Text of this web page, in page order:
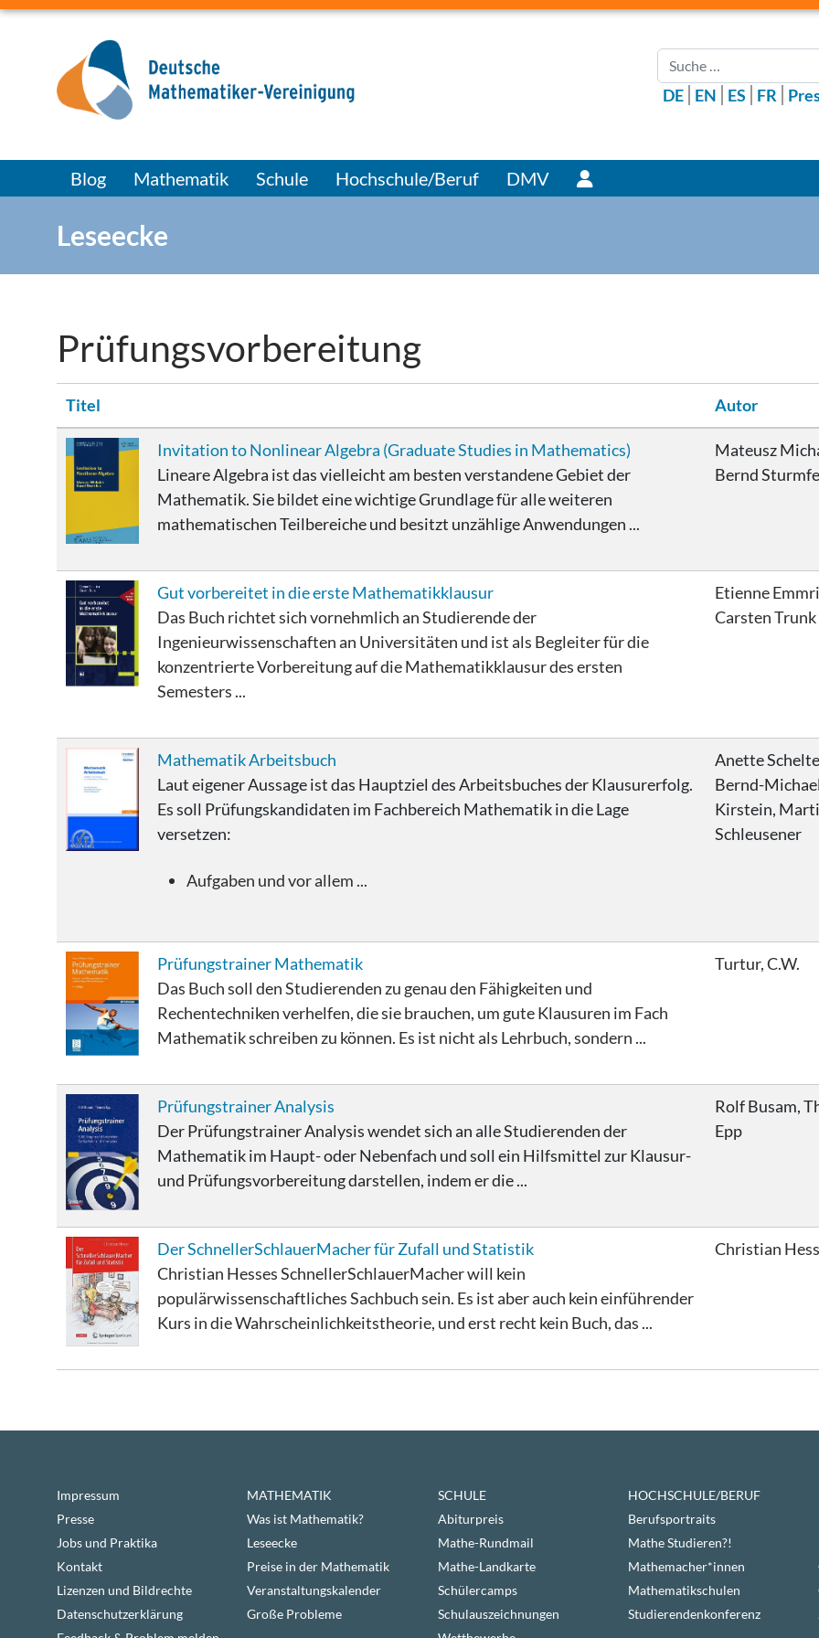
Suchen
DE EN ES FR
Blog Mathematik Schule Hochschule/Beruf DMV
Leseecke
Prüfungsvorbereitung
Beiträge
Titel Autor
Invitation to Nonlinear Algebra (Graduate Studies in Mathematics)
Lineare Algebra ist das vielleicht am besten verstandene Gebiet der
Mathematik. Sie bildet eine wichtige Grundlage für alle weiteren
mathematischen Teilbereiche und besitzt unzählige Anwendungen ...
Mateusz
Bernd
Gut vorbereitet in die erste Mathematikklausur
Das Buch richtet sich vornehmlich an Studierende der
Ingenieurwissenschaften an Universitäten und ist als Begleiter für die
konzentrierte Vorbereitung auf die Mathematikklausur des ersten
Semesters ...
Etienne
Carsten Trunk
Mathematik Arbeitsbuch
Laut eigener Aussage ist das Hauptziel des Arbeitsbuches der Klausurerfolg.
Es soll Prüfungskandidaten im Fachbereich Mathematik in die Lage
versetzen:
Aufgaben und vor allem ...
Anette
Bernd-Michael
Kirstein,
Schleusener
Prüfungstrainer Mathematik
Das Buch soll den Studierenden zu genau den Fähigkeiten und
Rechentechniken verhelfen, die sie brauchen, um gute Klausuren im Fach
Mathematik schreiben zu können. Es ist nicht als Lehrbuch, sondern ...
Turtur, C.W.
Prüfungstrainer Analysis
Der Prüfungstrainer Analysis wendet sich an alle Studierenden der
Mathematik im Haupt- oder Nebenfach und soll ein Hilfsmittel zur Klausur-
und Prüfungsvorbereitung darstellen, indem er die ...
Rolf Busam,
Epp
Der SchnellerSchlauerMacher für Zufall und Statistik
Christian Hesses SchnellerSchlauerMacher will kein
populärwissenschaftliches Sachbuch sein. Es ist aber auch kein einführender
Kurs in die Wahrscheinlichkeitstheorie, und erst recht kein Buch, das ...
Christian
Impressum
Presse
Jobs und Praktika
Kontakt
Lizenzen und Bildrechte
Datenschutzerklärung
MATHEMATIK
Was ist Mathematik?
Leseecke
Preise in der Mathematik
Veranstaltungskalender
Große Probleme
SCHULE
Abiturpreis
Mathe-Rundmail
Mathe-Landkarte
Schülercamps
Schulauszeichnungen
HOCHSCHULE/BERUF
Berufsportraits
Mathe Studieren?!
Mathemacher*innen
Mathematikschulen
Studierendenkonferenz